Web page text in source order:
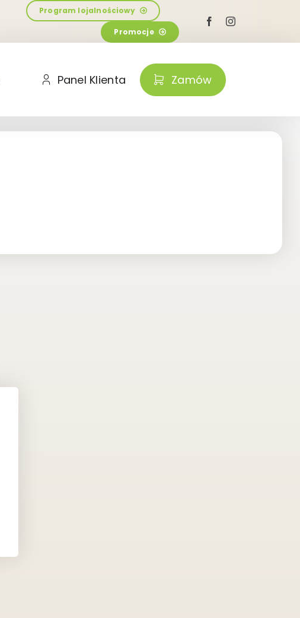
Program lojalnościowy
Promocje
Panel Klienta Zamów